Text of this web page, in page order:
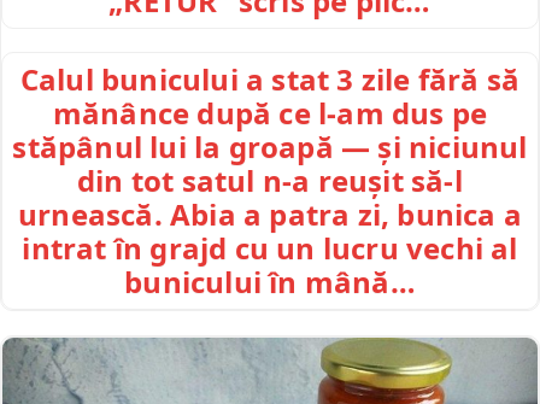
Calul bunicului a stat 3 zile fără să
mănânce după ce l-am dus pe
stăpânul lui la groapă — și niciunul
din tot satul n-a reușit să-l
urnească. Abia a patra zi, bunica a
intrat în grajd cu un lucru vechi al
bunicului în mână…